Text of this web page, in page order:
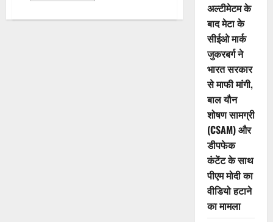
अल्टीमेटम के
बाद मेटा के
सीईओ मार्क
जुकरबर्ग ने
भारत सरकार
से माफी मांगी,
बाल यौन
शोषण सामग्री
(CSAM) और
डीपफेक
कंटेंट के साथ
पीएम मोदी का
वीडियो हटाने
का मामला